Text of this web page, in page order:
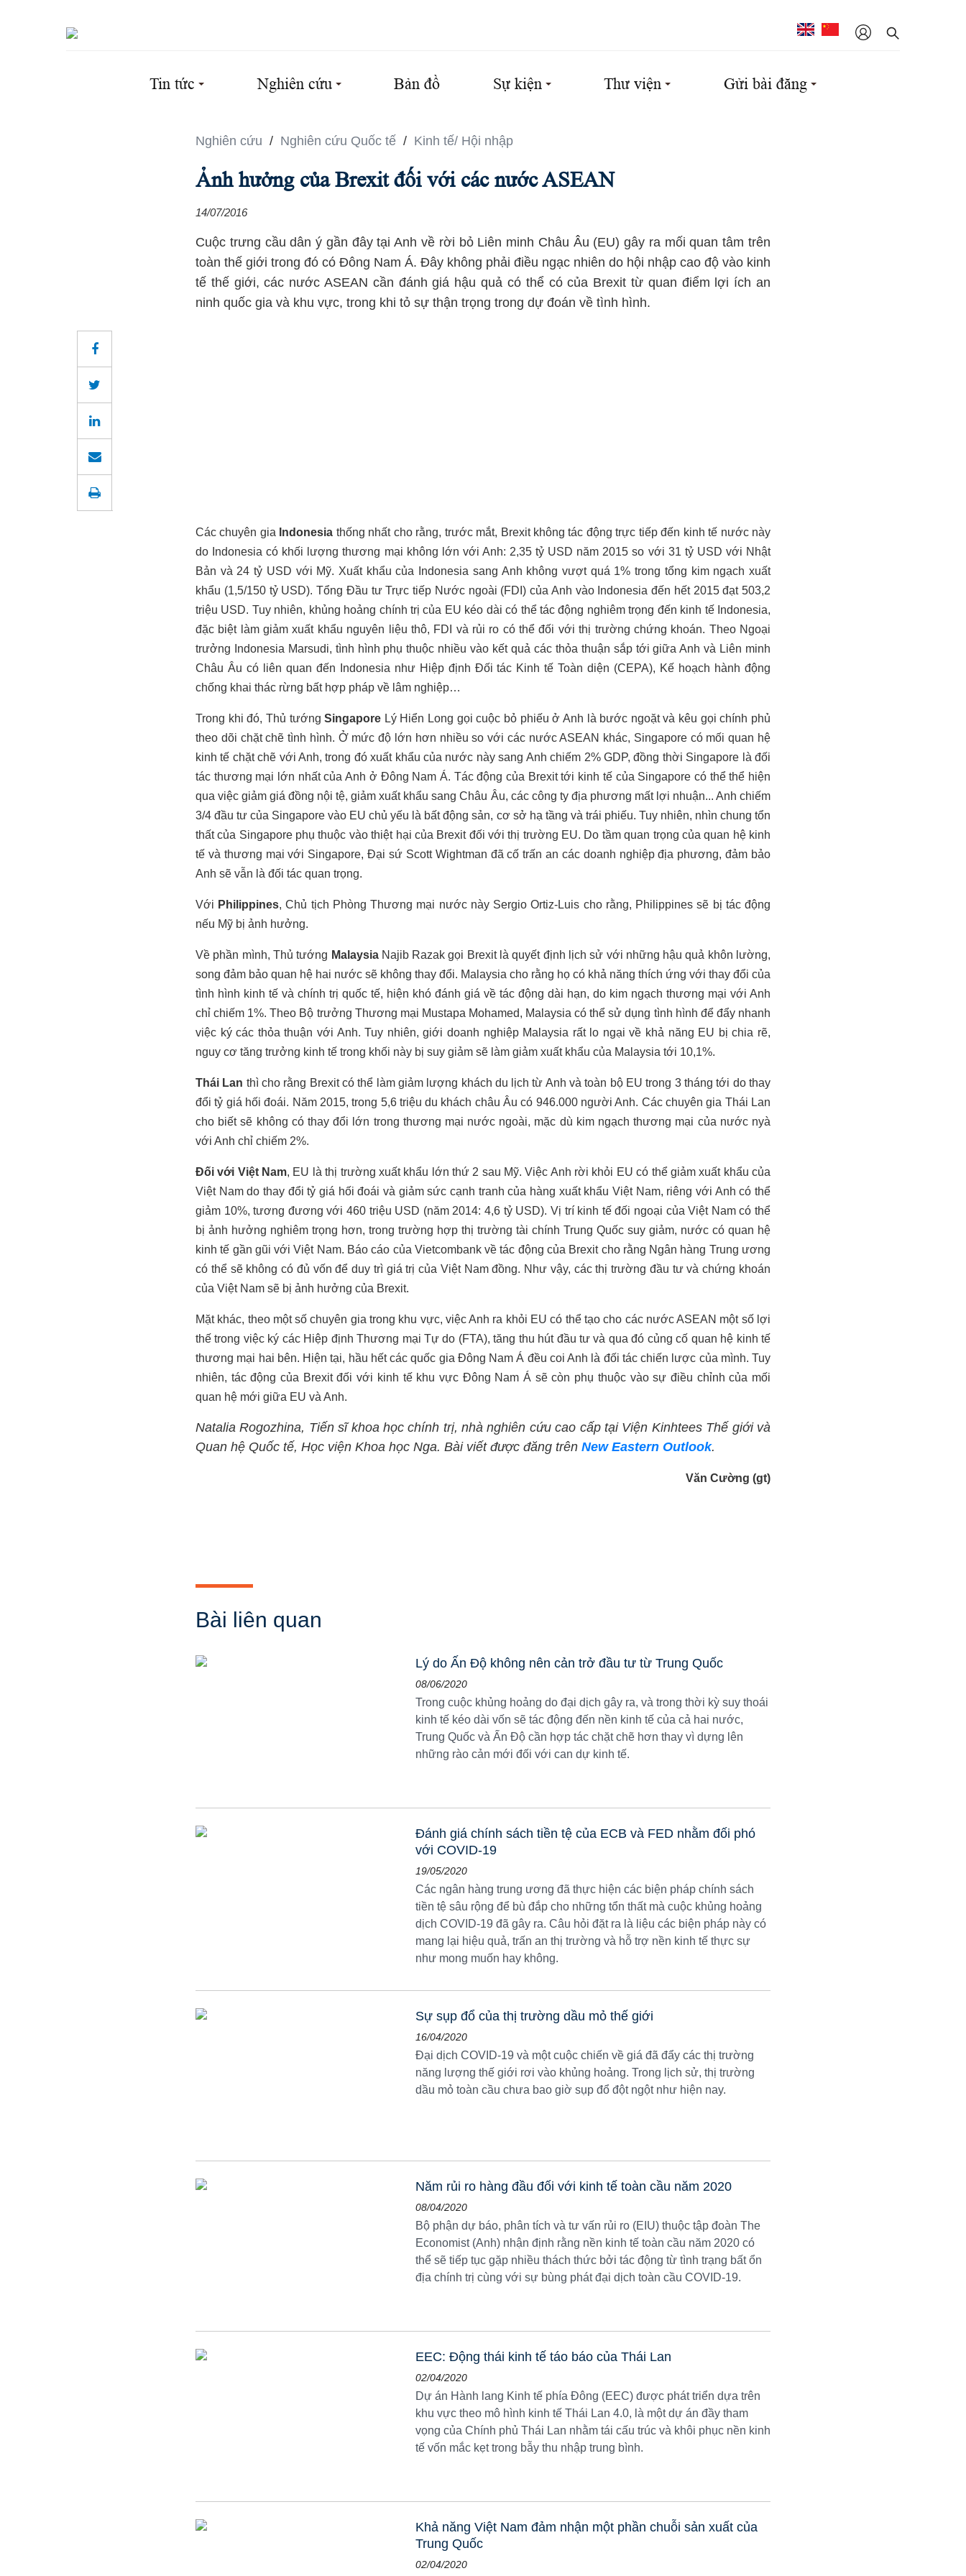
Tin tức Nghiên cứu Bản đồ Sự kiện Thư viện Gửi bài đăng
Nghiên cứu / Nghiên cứu Quốc tế / Kinh tế/ Hội nhập
Ảnh hưởng của Brexit đối với các nước ASEAN
14/07/2016
Cuộc trưng cầu dân ý gần đây tại Anh về rời bỏ Liên minh Châu Âu (EU) gây ra mối quan tâm trên
toàn thế giới trong đó có Đông Nam Á. Đây không phải điều ngạc nhiên do hội nhập cao độ vào kinh
tế thế giới, các nước ASEAN cần đánh giá hậu quả có thể có của Brexit từ quan điểm lợi ích an
ninh quốc gia và khu vực, trong khi tỏ sự thận trọng trong dự đoán về tình hình.
Các chuyên gia Indonesia thống nhất cho rằng, trước mắt, Brexit không tác động trực tiếp đến kinh tế nước này
do Indonesia có khối lượng thương mại không lớn với Anh: 2,35 tỷ USD năm 2015 so với 31 tỷ USD với Nhật
Bản và 24 tỷ USD với Mỹ. Xuất khẩu của Indonesia sang Anh không vượt quá 1% trong tổng kim ngạch xuất
khẩu (1,5/150 tỷ USD). Tổng Đầu tư Trực tiếp Nước ngoài (FDI) của Anh vào Indonesia đến hết 2015 đạt 503,2
triệu USD. Tuy nhiên, khủng hoảng chính trị của EU kéo dài có thể tác động nghiêm trọng đến kinh tế Indonesia,
đặc biệt làm giảm xuất khẩu nguyên liệu thô, FDI và rủi ro có thể đối với thị trường chứng khoán. Theo Ngoại
trưởng Indonesia Marsudi, tình hình phụ thuộc nhiều vào kết quả các thỏa thuận sắp tới giữa Anh và Liên minh
Châu Âu có liên quan đến Indonesia như Hiệp định Đối tác Kinh tế Toàn diện (CEPA), Kế hoạch hành động
chống khai thác rừng bất hợp pháp về lâm nghiệp…
Trong khi đó, Thủ tướng Singapore Lý Hiển Long gọi cuộc bỏ phiếu ở Anh là bước ngoặt và kêu gọi chính phủ
theo dõi chặt chẽ tình hình. Ở mức độ lớn hơn nhiều so với các nước ASEAN khác, Singapore có mối quan hệ
kinh tế chặt chẽ với Anh, trong đó xuất khẩu của nước này sang Anh chiếm 2% GDP, đồng thời Singapore là đối
tác thương mại lớn nhất của Anh ở Đông Nam Á. Tác động của Brexit tới kinh tế của Singapore có thể thể hiện
qua việc giảm giá đồng nội tệ, giảm xuất khẩu sang Châu Âu, các công ty địa phương mất lợi nhuận... Anh chiếm
3/4 đầu tư của Singapore vào EU chủ yếu là bất động sản, cơ sở hạ tầng và trái phiếu. Tuy nhiên, nhìn chung tổn
thất của Singapore phụ thuộc vào thiệt hại của Brexit đối với thị trường EU. Do tầm quan trọng của quan hệ kinh
tế và thương mại với Singapore, Đại sứ Scott Wightman đã cố trấn an các doanh nghiệp địa phương, đảm bảo
Anh sẽ vẫn là đối tác quan trọng.
Với Philippines, Chủ tịch Phòng Thương mại nước này Sergio Ortiz-Luis cho rằng, Philippines sẽ bị tác động
nếu Mỹ bị ảnh hưởng.
Về phần mình, Thủ tướng Malaysia Najib Razak gọi Brexit là quyết định lịch sử với những hậu quả khôn lường,
song đảm bảo quan hệ hai nước sẽ không thay đổi. Malaysia cho rằng họ có khả năng thích ứng với thay đổi của
tình hình kinh tế và chính trị quốc tế, hiện khó đánh giá về tác động dài hạn, do kim ngạch thương mại với Anh
chỉ chiếm 1%. Theo Bộ trưởng Thương mại Mustapa Mohamed, Malaysia có thể sử dụng tình hình để đẩy nhanh
việc ký các thỏa thuận với Anh. Tuy nhiên, giới doanh nghiệp Malaysia rất lo ngại về khả năng EU bị chia rẽ,
nguy cơ tăng trưởng kinh tế trong khối này bị suy giảm sẽ làm giảm xuất khẩu của Malaysia tới 10,1%.
Thái Lan thì cho rằng Brexit có thể làm giảm lượng khách du lịch từ Anh và toàn bộ EU trong 3 tháng tới do thay
đổi tỷ giá hối đoái. Năm 2015, trong 5,6 triệu du khách châu Âu có 946.000 người Anh. Các chuyên gia Thái Lan
cho biết sẽ không có thay đổi lớn trong thương mại nước ngoài, mặc dù kim ngạch thương mại của nước nyà
với Anh chỉ chiếm 2%.
Đối với Việt Nam, EU là thị trường xuất khẩu lớn thứ 2 sau Mỹ. Việc Anh rời khỏi EU có thể giảm xuất khẩu của
Việt Nam do thay đổi tỷ giá hối đoái và giảm sức cạnh tranh của hàng xuất khẩu Việt Nam, riêng với Anh có thể
giảm 10%, tương đương với 460 triệu USD (năm 2014: 4,6 tỷ USD). Vị trí kinh tế đối ngoại của Việt Nam có thể
bị ảnh hưởng nghiêm trọng hơn, trong trường hợp thị trường tài chính Trung Quốc suy giảm, nước có quan hệ
kinh tế gần gũi với Việt Nam. Báo cáo của Vietcombank về tác động của Brexit cho rằng Ngân hàng Trung ương
có thể sẽ không có đủ vốn để duy trì giá trị của Việt Nam đồng. Như vậy, các thị trường đầu tư và chứng khoán
của Việt Nam sẽ bị ảnh hưởng của Brexit.
Mặt khác, theo một số chuyên gia trong khu vực, việc Anh ra khỏi EU có thể tạo cho các nước ASEAN một số lợi
thế trong việc ký các Hiệp định Thương mại Tự do (FTA), tăng thu hút đầu tư và qua đó củng cố quan hệ kinh tế
thương mại hai bên. Hiện tại, hầu hết các quốc gia Đông Nam Á đều coi Anh là đối tác chiến lược của mình. Tuy
nhiên, tác động của Brexit đối với kinh tế khu vực Đông Nam Á sẽ còn phụ thuộc vào sự điều chỉnh của mối
quan hệ mới giữa EU và Anh.
Natalia Rogozhina, Tiến sĩ khoa học chính trị, nhà nghiên cứu cao cấp tại Viện Kinhtees Thế giới và
Quan hệ Quốc tế, Học viện Khoa học Nga. Bài viết được đăng trên New Eastern Outlook.
Văn Cường (gt)
Bài liên quan
Lý do Ấn Độ không nên cản trở đầu tư từ Trung Quốc
08/06/2020
Trong cuộc khủng hoảng do đại dịch gây ra, và trong thời kỳ suy thoái
kinh tế kéo dài vốn sẽ tác động đến nền kinh tế của cả hai nước,
Trung Quốc và Ấn Độ cần hợp tác chặt chẽ hơn thay vì dựng lên
những rào cản mới đối với can dự kinh tế.
Đánh giá chính sách tiền tệ của ECB và FED nhằm đối phó
với COVID-19
19/05/2020
Các ngân hàng trung ương đã thực hiện các biện pháp chính sách
tiền tệ sâu rộng để bù đắp cho những tổn thất mà cuộc khủng hoảng
dịch COVID-19 đã gây ra. Câu hỏi đặt ra là liệu các biện pháp này có
mang lại hiệu quả, trấn an thị trường và hỗ trợ nền kinh tế thực sự
như mong muốn hay không.
Sự sụp đổ của thị trường dầu mỏ thế giới
16/04/2020
Đại dịch COVID-19 và một cuộc chiến về giá đã đẩy các thị trường
năng lượng thế giới rơi vào khủng hoảng. Trong lịch sử, thị trường
dầu mỏ toàn cầu chưa bao giờ sụp đổ đột ngột như hiện nay.
Năm rủi ro hàng đầu đối với kinh tế toàn cầu năm 2020
08/04/2020
Bộ phận dự báo, phân tích và tư vấn rủi ro (EIU) thuộc tập đoàn The
Economist (Anh) nhận định rằng nền kinh tế toàn cầu năm 2020 có
thể sẽ tiếp tục gặp nhiều thách thức bởi tác động từ tình trạng bất ổn
địa chính trị cùng với sự bùng phát đại dịch toàn cầu COVID-19.
EEC: Động thái kinh tế táo báo của Thái Lan
02/04/2020
Dự án Hành lang Kinh tế phía Đông (EEC) được phát triển dựa trên
khu vực theo mô hình kinh tế Thái Lan 4.0, là một dự án đầy tham
vọng của Chính phủ Thái Lan nhằm tái cấu trúc và khôi phục nền kinh
tế vốn mắc kẹt trong bẫy thu nhập trung bình.
Khả năng Việt Nam đảm nhận một phần chuỗi sản xuất của
Trung Quốc
02/04/2020